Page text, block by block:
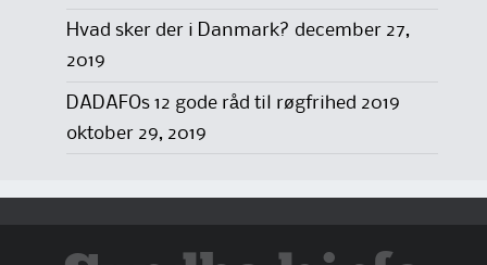
Hvad sker der i Danmark? december 27,
2019
DADAFOs 12 gode råd til røgfrihed 2019
oktober 29, 2019